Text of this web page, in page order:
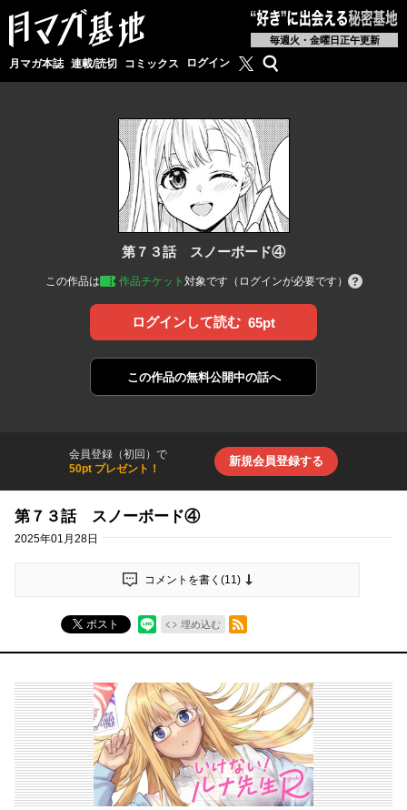
毎週火・金曜日正午更新
月マガ本誌 連載/読切 コミックス ログイン 月マガ基地公式X
検索
第７３話 スノーボード④
この作品は 作品チケット 対象です（ログインが必要です）
ログインして読む 65pt
この作品の無料公開中の話へ
会員登録（初回）で
50pt プレゼント！
新規会員登録する
第７３話 スノーボード④
2025年01月28日
コメントを書く(11)
ポスト 埋め込む
RSSフィード